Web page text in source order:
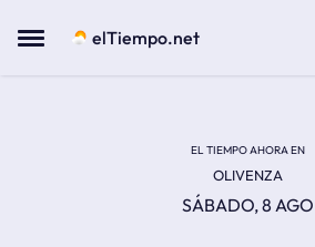
Menu elTiempo.net
EL TIEMPO AHORA EN
OLIVENZA
SÁBADO, 8 AGO